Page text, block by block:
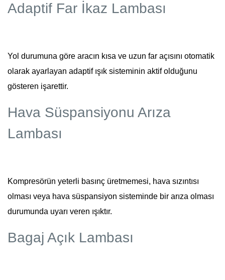
Adaptif Far İkaz Lambası
Yol durumuna göre aracın kısa ve uzun far açısını otomatik
olarak ayarlayan adaptif ışık sisteminin aktif olduğunu
gösteren işarettir.
Hava Süspansiyonu Arıza
Lambası
Kompresörün yeterli basınç üretmemesi, hava sızıntısı
olması veya hava süspansiyon sisteminde bir arıza olması
durumunda uyarı veren ışıktır.
Bagaj Açık Lambası